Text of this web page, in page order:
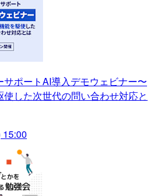
サポートAI導入デモウェビナー〜
した次世代の問い合わせ対応と